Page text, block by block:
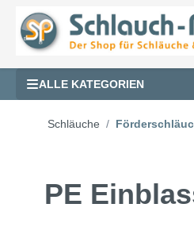
ALLE KATEGORIEN
Schläuche
PE